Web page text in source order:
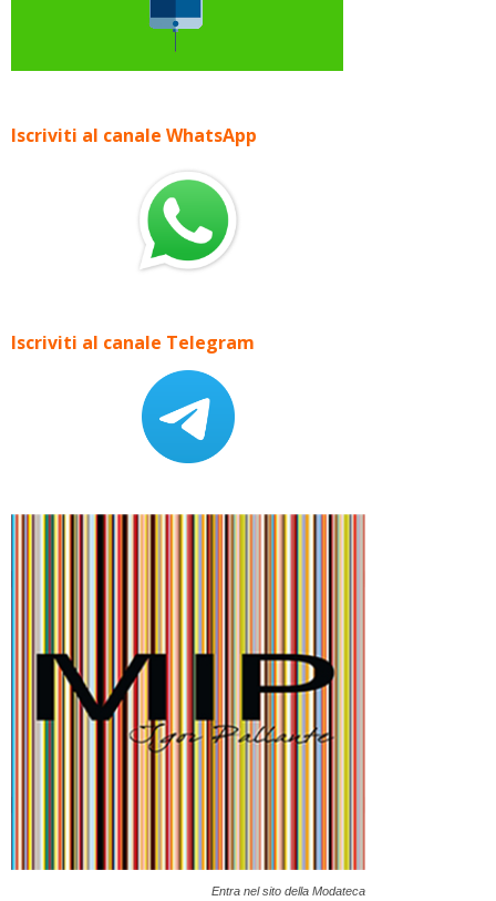
Iscriviti al canale WhatsApp
Iscriviti al canale Telegram
Entra nel sito della Modateca